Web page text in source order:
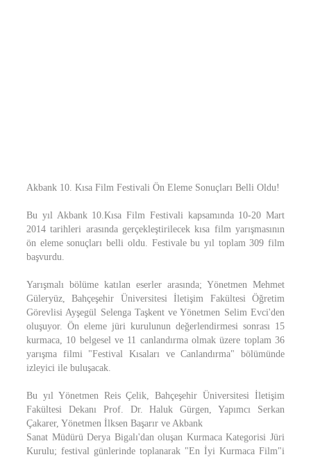
Akbank 10. Kısa Film Festivali Ön Eleme Sonuçları Belli Oldu!
Bu yıl Akbank 10.Kısa Film Festivali kapsamında 10-20 Mart
2014 tarihleri arasında gerçekleştirilecek kısa film yarışmasının
ön eleme sonuçları belli oldu. Festivale bu yıl toplam 309 film
başvurdu.
Yarışmalı bölüme katılan eserler arasında; Yönetmen Mehmet
Güleryüz, Bahçeşehir Üniversitesi İletişim Fakültesi Öğretim
Görevlisi Ayşegül Selenga Taşkent ve Yönetmen Selim Evci'den
oluşuyor. Ön eleme jüri kurulunun değerlendirmesi sonrası 15
kurmaca, 10 belgesel ve 11 canlandırma olmak üzere toplam 36
yarışma filmi "Festival Kısaları ve Canlandırma" bölümünde
izleyici ile buluşacak.
Bu yıl Yönetmen Reis Çelik, Bahçeşehir Üniversitesi İletişim
Fakültesi Dekanı Prof. Dr. Haluk Gürgen, Yapımcı Serkan
Çakarer, Yönetmen İlksen Başarır ve Akbank
Sanat Müdürü Derya Bigalı'dan oluşan Kurmaca Kategorisi Jüri
Kurulu; festival günlerinde toplanarak "En İyi Kurmaca Film"i